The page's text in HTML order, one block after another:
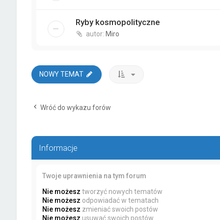
Ryby kosmopolityczne
autor: Miro
NOWY TEMAT
Wróć do wykazu forów
Informacje
Twoje uprawnienia na tym forum
Nie możesz tworzyć nowych tematów
Nie możesz odpowiadać w tematach
Nie możesz zmieniać swoich postów
Nie możesz usuwać swoich postów